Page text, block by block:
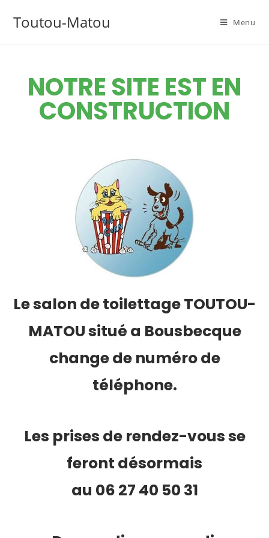
Toutou-Matou Menu
NOTRE SITE EST EN
CONSTRUCTION
Le salon de toilettage TOUTOU-
MATOU situé a Bousbecque
change de numéro de
téléphone.
Les prises de rendez-vous se
feront désormais
au 06 27 40 50 31